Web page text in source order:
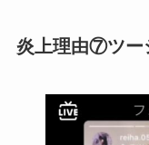
炎上理由⑦ツー